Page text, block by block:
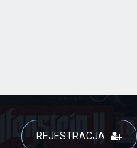
REJESTRACJA